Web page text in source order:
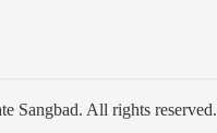
Sangbad. All rights reserved.